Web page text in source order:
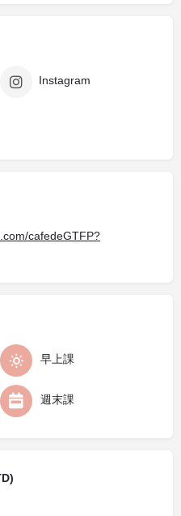
Instagram
cafedeGTFP?
早上課
週末課